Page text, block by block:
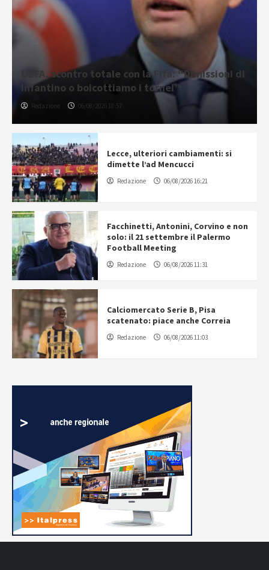
UEFA, scontro totale con la Fifa: “Dimissioni di
Infantino o boicottiamo i tornei”
Redazione 06/08/2026 18:57
Lecce, ulteriori cambiamenti: si
dimette l’ad Mencucci
Redazione 06/08/2026 16:21
Facchinetti, Antonini, Corvino e non
solo: il 21 settembre il Palermo
Football Meeting
Redazione 06/08/2026 11:31
Calciomercato Serie B, Pisa
scatenato: piace anche Correia
Redazione 06/08/2026 11:03